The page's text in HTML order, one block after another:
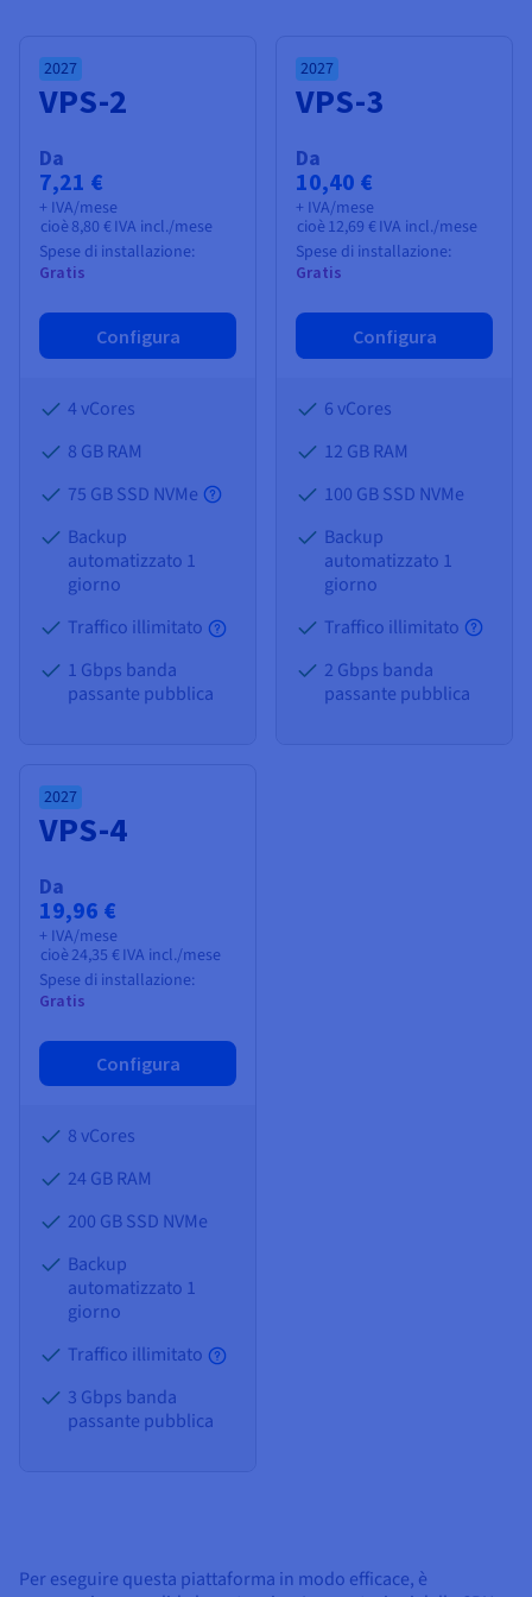
Disponibilità per Region
Documentazione
Roadmap & Changelog
Roadmap & Changelog
2027
VPS-2
Da
7,21 €
+ IVA/mese
cioè 8,80 € IVA incl./mese
Spese di installazione:
Gratis
Configura
4 vCores
8 GBRAM
75 GB SSD NVMe
Backup
automatizzato 1
giorno
Traffico illimitato
1 Gbps banda
passante pubblica
2027
VPS-3
Da
10,40 €
+ IVA/mese
cioè 12,69 € IVA incl./mese
Spese di installazione:
Gratis
Configura
6 vCores
12 GBRAM
100 GB SSD NVMe
Backup
automatizzato 1
giorno
Traffico illimitato
2 Gbps banda
passante pubblica
2027
VPS-4
Da
19,96 €
+ IVA/mese
cioè 24,35 € IVA incl./mese
Spese di installazione:
Gratis
Configura
8 vCores
24 GBRAM
200 GB SSD NVMe
Backup
automatizzato 1
giorno
Traffico illimitato
3 Gbps banda
passante pubblica
Per eseguire questa piattaforma in modo efficace, è